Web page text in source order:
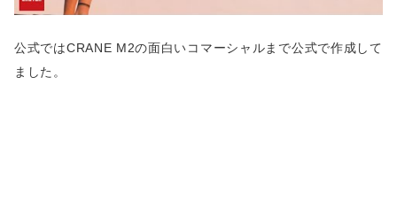
公式ではCRANE M2の面白いコマーシャルまで公式で作成して
ました。